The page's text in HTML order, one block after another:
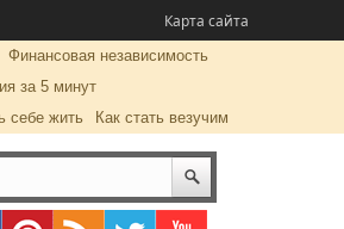
Карта сайта
Финансовая независимость
за 5 минут
себе жить
Как стать везучим